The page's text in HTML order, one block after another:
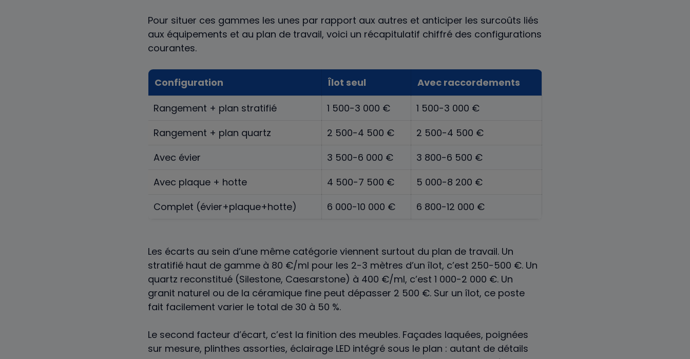
Pour situer ces gammes les unes par rapport aux autres et anticiper les surcoûts liés
aux équipements et au plan de travail, voici un récapitulatif chiffré des configurations
courantes.
Configuration Îlot seul
Avec raccordements
Rangement + plan stratifié
1 500-3 000 €
1 500-3 000 €
Rangement + plan quartz
2 500-4 500 €
2 500-4 500 €
Avec évier
3 500-6 000 €
3 800-6 500 €
Avec plaque + hotte
4 500-7 500 €
5 000-8 200 €
Complet (évier+plaque+hotte)
6 000-10 000 € 6 800-12 000 €
Les écarts au sein d’une même catégorie viennent surtout du plan de travail. Un
stratifié haut de gamme à 80 €/ml pour les 2-3 mètres d’un îlot, c’est 250-500 €. Un
quartz reconstitué (Silestone, Caesarstone) à 400 €/ml, c’est 1 000-2 000 €. Un
granit naturel ou de la céramique fine peut dépasser 2 500 €. Sur un îlot, ce poste
fait facilement varier le total de 30 à 50 %.
Le second facteur d’écart, c’est la finition des meubles. Façades laquées, poignées
sur mesure, plinthes assorties, éclairage LED intégré sous le plan : autant de détails